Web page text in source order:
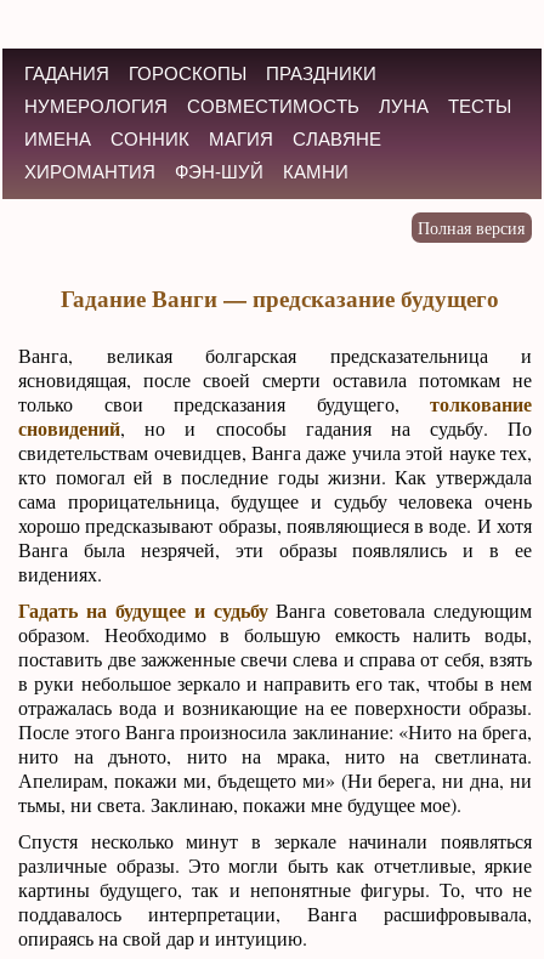
ГАДАНИЯ ГОРОСКОПЫ
ПРАЗДНИКИ
НУМЕРОЛОГИЯ
СОВМЕСТИМОСТЬ ЛУНА
ТЕСТЫ
ИМЕНА
СОННИК МАГИЯ
СЛАВЯНЕ
ХИРОМАНТИЯ
ФЭН-ШУЙ КАМНИ
Гадание Ванги — предсказание будущего
Ванга, великая болгарская предсказательница и
ясновидящая, после своей смерти оставила потомкам не
только свои предсказания будущего, толкование
сновидений, но и способы гадания на судьбу. По
свидетельствам очевидцев, Ванга даже учила этой науке тех,
кто помогал ей в последние годы жизни. Как утверждала
сама прорицательница, будущее и судьбу человека очень
хорошо предсказывают образы, появляющиеся в воде. И хотя
Ванга была незрячей, эти образы появлялись и в ее
видениях.
Гадать на будущее и судьбуВанга советовала следующим
образом. Необходимо в большую емкость налить воды,
поставить две зажженные свечи слева и справа от себя, взять
в руки небольшое зеркало и направить его так, чтобы в нем
отражалась вода и возникающие на ее поверхности образы.
После этого Ванга произносила заклинание: «Нито на брега,
нито на дъното, нито на мрака, нито на светлината.
Апелирам, покажи ми, бъдещето ми» (Ни берега, ни дна, ни
тьмы, ни света. Заклинаю, покажи мне будущее мое).
Спустя несколько минут в зеркале начинали появляться
различные образы. Это могли быть как отчетливые, яркие
картины будущего, так и непонятные фигуры. То, что не
поддавалось интерпретации, Ванга расшифровывала,
опираясь на свой дар и интуицию.